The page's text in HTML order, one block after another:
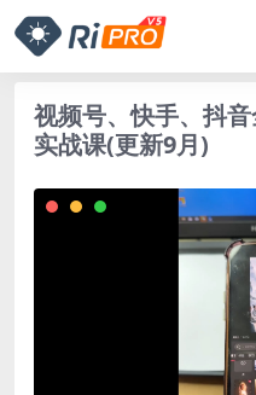
视频号、快手、抖
实战课(更新9月)